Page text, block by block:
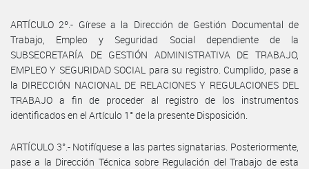
ARTÍCULO 2º.- Gírese a la Dirección de Gestión Documental de
Trabajo, Empleo y Seguridad Social dependiente de la
SUBSECRETARÍA DE GESTIÓN ADMINISTRATIVA DE TRABAJO,
EMPLEO Y SEGURIDAD SOCIAL para su registro. Cumplido, pase a
la DIRECCIÓN NACIONAL DE RELACIONES Y REGULACIONES DEL
TRABAJO a fin de proceder al registro de los instrumentos
identificados en el Artículo 1° de la presente Disposición.
ARTÍCULO 3°.- Notifíquese a las partes signatarias. Posteriormente,
pase a la Dirección Técnica sobre Regulación del Trabajo de esta